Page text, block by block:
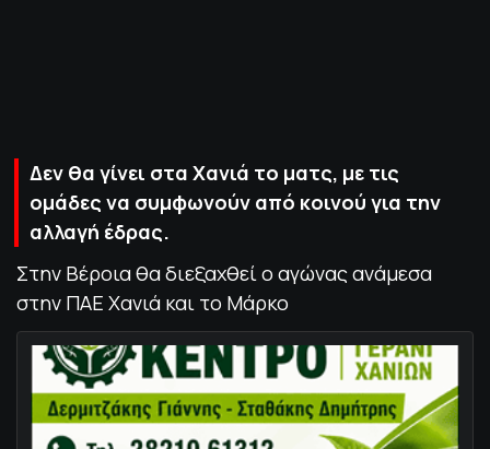
Δεν θα γίνει στα Χανιά το ματς, με τις
ομάδες να συμφωνούν από κοινού για την
αλλαγή έδρας.
Στην Βέροια θα διεξαχθεί ο αγώνας ανάμεσα
στην ΠΑΕ Χανιά και το Μάρκο